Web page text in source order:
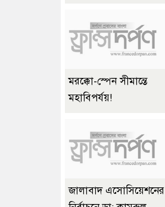
মরক্কো-স্পেন সীমান্তে
মহাবিপর্যয়!
জালাবাদ এসোসিয়েশনের